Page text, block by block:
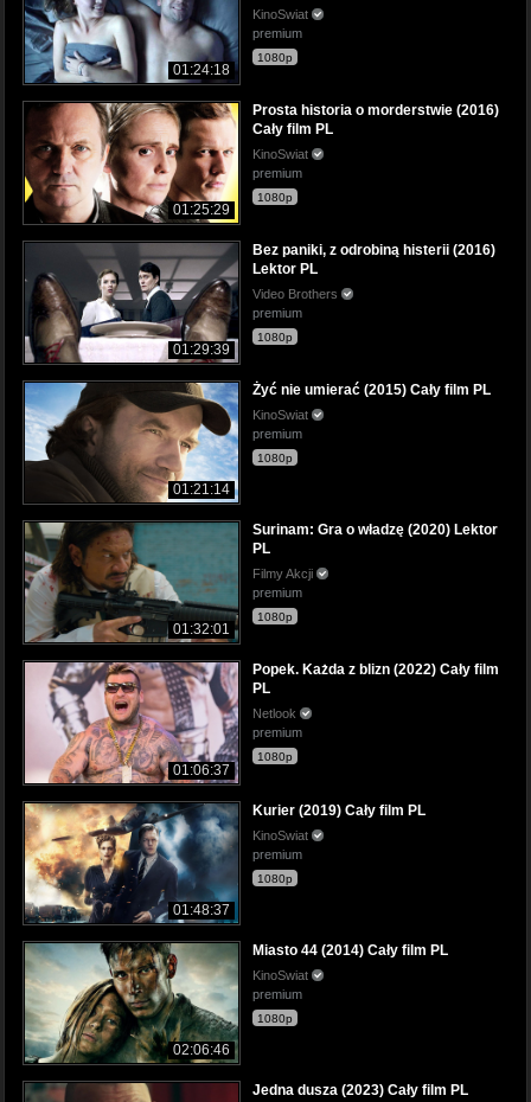
01:24:18
KinoSwiat
premium
1080p
01:25:29
Prosta historia o morderstwie (2016)
Cały film PL
KinoSwiat
premium
1080p
01:29:39
Bez paniki, z odrobiną histerii (2016)
Lektor PL
Video Brothers
premium
1080p
01:21:14
Żyć nie umierać (2015) Cały film PL
KinoSwiat
premium
1080p
01:32:01
Surinam: Gra o władzę (2020) Lektor
PL
Filmy Akcji
premium
1080p
01:06:37
Popek. Każda z blizn (2022) Cały film
PL
Netlook
premium
1080p
01:48:37
Kurier (2019) Cały film PL
KinoSwiat
premium
1080p
02:06:46
Miasto 44 (2014) Cały film PL
KinoSwiat
premium
1080p
Jedna dusza (2023) Cały film PL